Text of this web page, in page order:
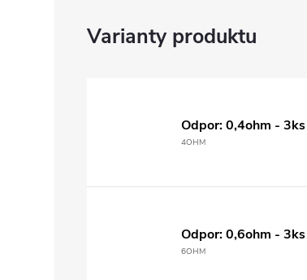
Odpor: 0,4ohm - 3ks
4OHM
Odpor: 0,6ohm - 3ks
6OHM